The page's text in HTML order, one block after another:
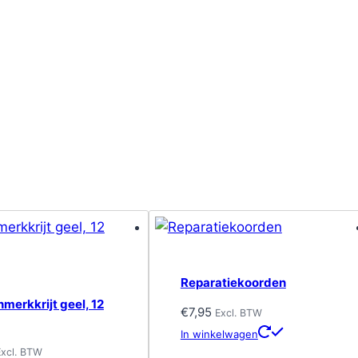
geel, 12
BTW
Reparatiekoorden
€7,95 Excl. BTW
In winkelwagen